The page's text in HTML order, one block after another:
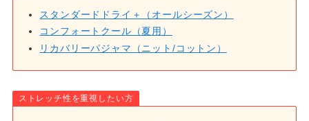
スタンダードドライ＋（オールシーズン）
コンフォートクール（夏用）
リカバリーパジャマ（ニット/コットン）
ストレッチ性を重視したい方